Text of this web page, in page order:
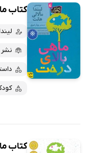
همه کتاب‌ها
کتاب‌های صوتی
کتاب‌های متنی
کتاب
کودک 6 تا
کتاب